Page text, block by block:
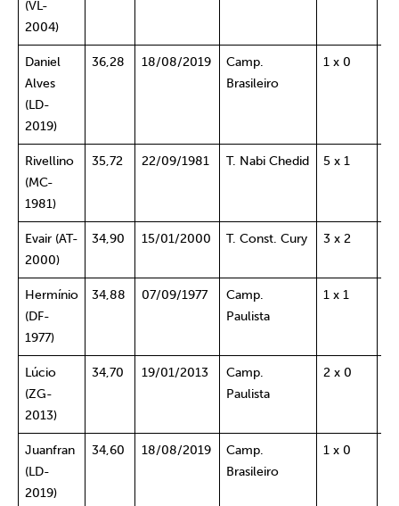
(VL-
2004)
Daniel
Alves
(LD-
2019)
36,28 18/08/2019
Camp.
Brasileiro
1 x 0
Rivellino
(MC-
1981)
35,72 22/09/1981 T. Nabi Chedid 5 x 1
Evair (AT-
2000)
34,90 15/01/2000 T. Const. Cury 3 x 2
Hermínio
(DF-
1977)
34,88 07/09/1977
Camp.
Paulista
1 x 1
Lúcio
(ZG-
2013)
34,70 19/01/2013
Camp.
Paulista
2 x 0
Juanfran
(LD-
2019)
34,60 18/08/2019
Camp.
Brasileiro
1 x 0